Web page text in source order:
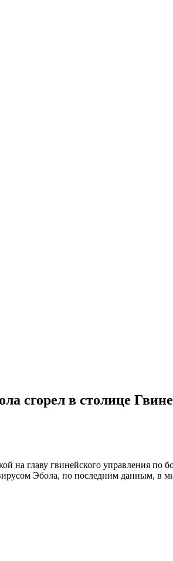
сгорел в столице
на главу гвинейского управления по
Эбола, по последним данным, в